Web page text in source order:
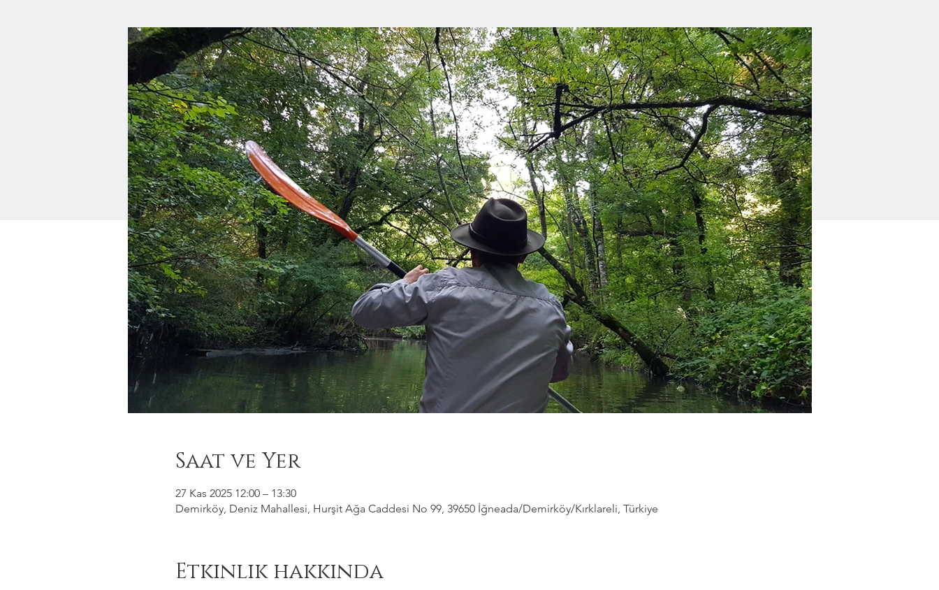
Saat ve Yer
27 Kas 2025 12:00 – 13:30
Demirköy, Deniz Mahallesi, Hurşit Ağa Caddesi No 99, 39650 İğneada/Demirköy/Kırklareli, Türkiye
Etkinlik hakkında